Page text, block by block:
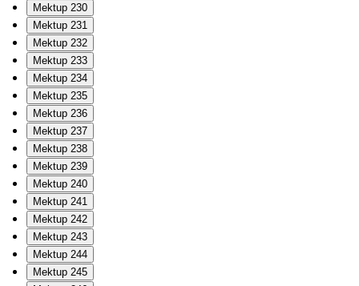
Mektup 230
Mektup 231
Mektup 232
Mektup 233
Mektup 234
Mektup 235
Mektup 236
Mektup 237
Mektup 238
Mektup 239
Mektup 240
Mektup 241
Mektup 242
Mektup 243
Mektup 244
Mektup 245